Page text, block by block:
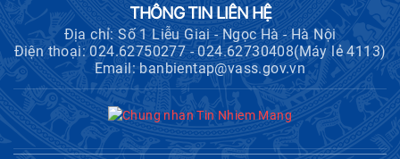
THÔNG TIN LIÊN HỆ
Địa chỉ: Số 1 Liễu Giai - Ngọc Hà - Hà Nội
Điện thoại: 024.62750277 - 024.62730408(Máy lẻ 4113)
Email: banbientap@vass.gov.vn